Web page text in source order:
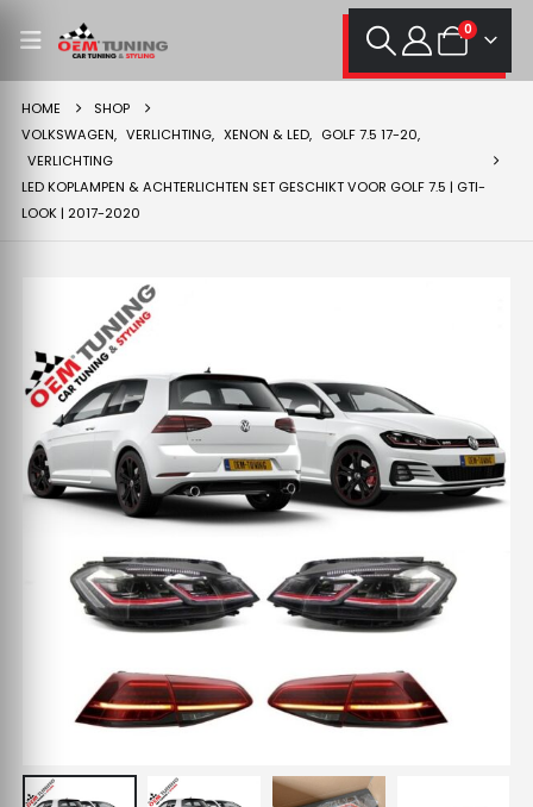
0
HOME
SHOP
VOLKSWAGEN, VERLICHTING, XENON & LED, GOLF 7.5 17-20,
VERLICHTING
LED KOPLAMPEN & ACHTERLICHTEN SET GESCHIKT VOOR GOLF 7.5 | GTI-
LOOK | 2017-2020